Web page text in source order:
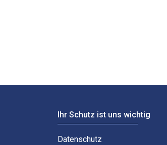
Ihr Schutz ist uns wichtig
Datenschutz